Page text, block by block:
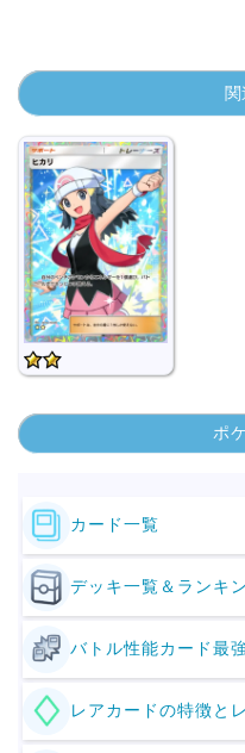
関
ポ
カード一覧
デッキ一覧＆ランキ
バトル性能カード最
レアカードの特徴と